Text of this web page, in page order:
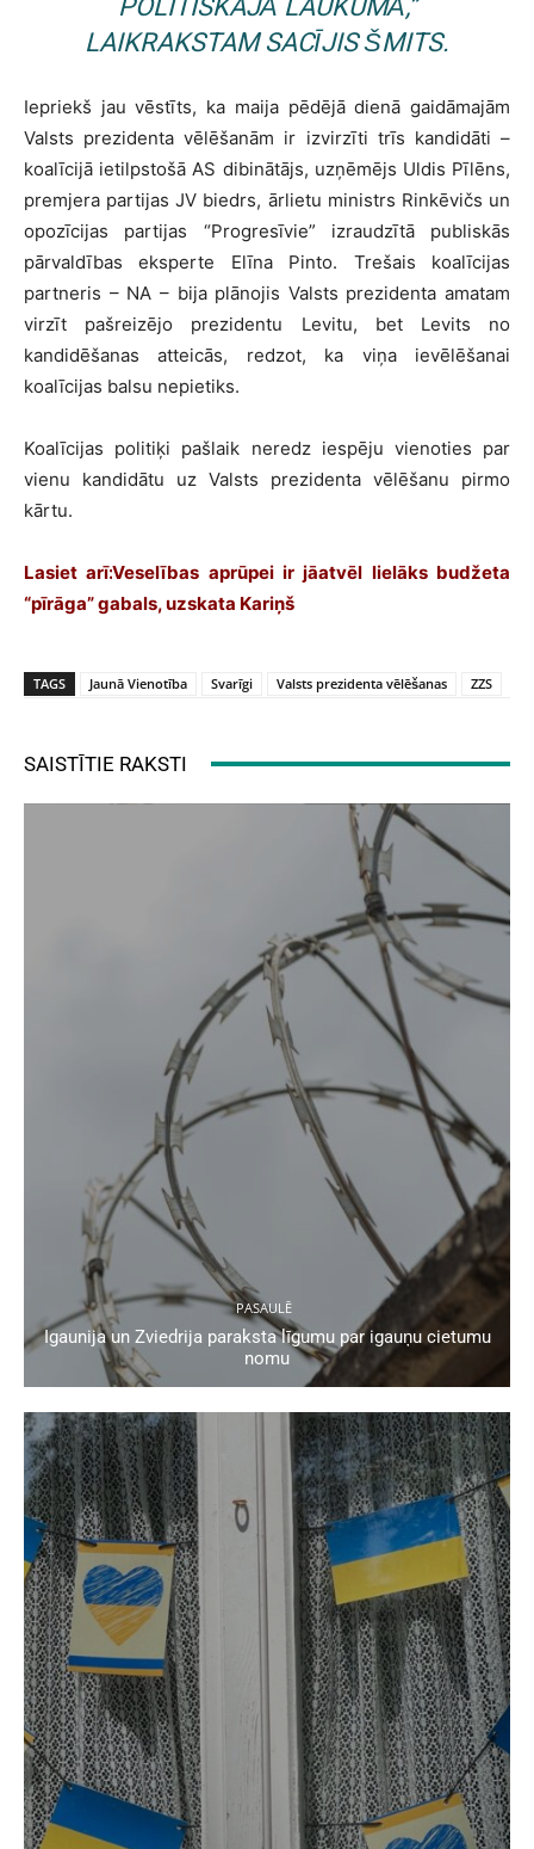
POLITISKAJĀ LAUKUMĀ,”
LAIKRAKSTAM SACĪJIS ŠMITS.
Iepriekš jau vēstīts, ka maija pēdējā dienā gaidāmajām
Valsts prezidenta vēlēšanām ir izvirzīti trīs kandidāti –
koalīcijā ietilpstošā AS dibinātājs, uzņēmējs Uldis Pīlēns,
premjera partijas JV biedrs, ārlietu ministrs Rinkēvičs un
opozīcijas partijas “Progresīvie” izraudzītā publiskās
pārvaldības eksperte Elīna Pinto. Trešais koalīcijas
partneris – NA – bija plānojis Valsts prezidenta amatam
virzīt pašreizējo prezidentu Levitu, bet Levits no
kandidēšanas atteicās, redzot, ka viņa ievēlēšanai
koalīcijas balsu nepietiks.
Koalīcijas politiķi pašlaik neredz iespēju vienoties par
vienu kandidātu uz Valsts prezidenta vēlēšanu pirmo
kārtu.
Lasiet arī:Veselības aprūpei ir jāatvēl lielāks budžeta
“pīrāga” gabals, uzskata Kariņš
TAGS Jaunā Vienotība Svarīgi Valsts prezidenta vēlēšanas ZZS
SAISTĪTIE RAKSTI
PASAULĒ
Igaunija un Zviedrija paraksta līgumu par igauņu cietumu
nomu